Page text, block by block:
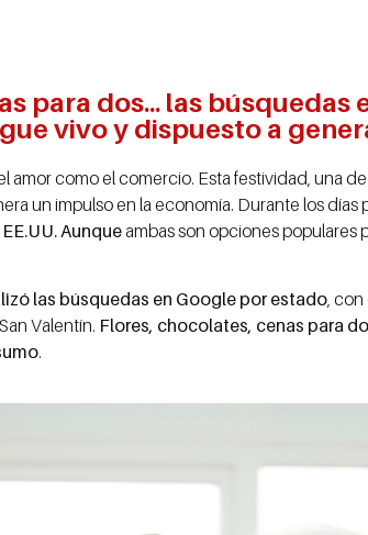
para dos... las búsquedas
vivo y dispuesto a
amor como el comercio. Esta festividad, una
un impulso en la economía. Durante los días
Aunqueambas son opciones populares
las búsquedas en Google por estado, con
Valentín. Flores, chocolates, cenas para
.